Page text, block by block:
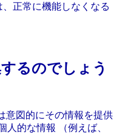
正常に機能しなくなる
るのでしょう
意図的にその情報を提供
人的な情報 （例えば、